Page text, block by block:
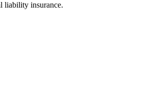
liability insurance.